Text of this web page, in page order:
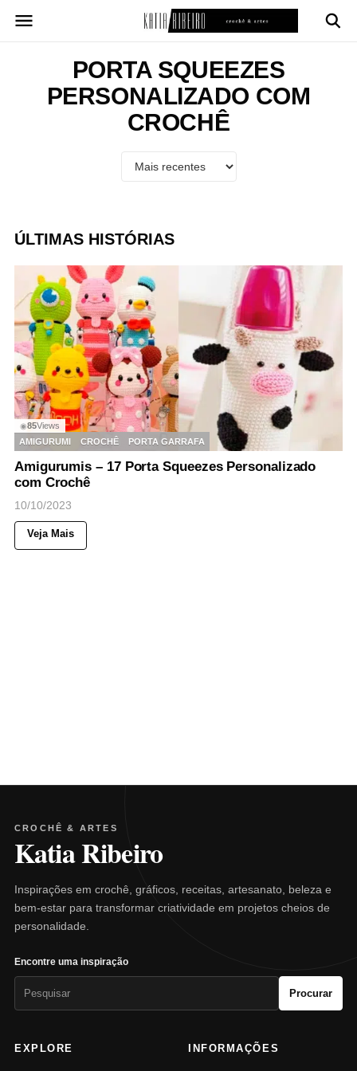
para
PORTA SQUEEZES
PERSONALIZADO COM
CROCHÊ
ÚLTIMAS HISTÓRIAS
◉85Views
AMIGURUMI
CROCHÊ PORTA GARRAFA
Amigurumis – 17 Porta Squeezes Personalizado
com Crochê
10/10/2023
Veja Mais
CROCHÊ & ARTES
Katia Ribeiro
Inspirações em crochê, gráficos, receitas, artesanato, beleza e
bem-estar para transformar criatividade em projetos cheios de
personalidade.
Encontre uma inspiração
Procurar
EXPLORE INFORMAÇÕES